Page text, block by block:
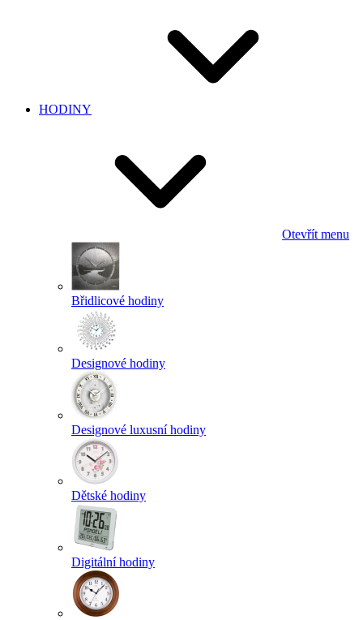
HODINY
Otevřít menu
Břidlicové hodiny
Designové hodiny
Designové luxusní hodiny
Dětské hodiny
Digitální hodiny